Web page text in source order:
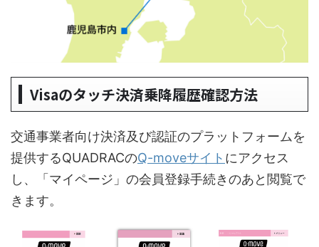
Visaのタッチ決済乗降履歴確認方法
交通事業者向け決済及び認証のプラットフォームを
提供するQUADRACのQ-moveサイト にアクセス
し、「マイページ」の会員登録手続きのあと閲覧で
きます。